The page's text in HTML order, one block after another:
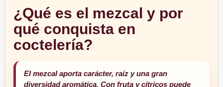
¿Qué es el mezcal y por
qué conquista en
coctelería?
El mezcal aporta carácter, raíz y una gran
diversidad aromática. Con fruta y cítricos puede